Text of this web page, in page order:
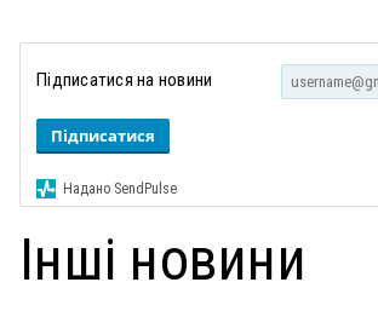
Підписатися на новини
Підписатися
Надано SendPulse
Інші новини